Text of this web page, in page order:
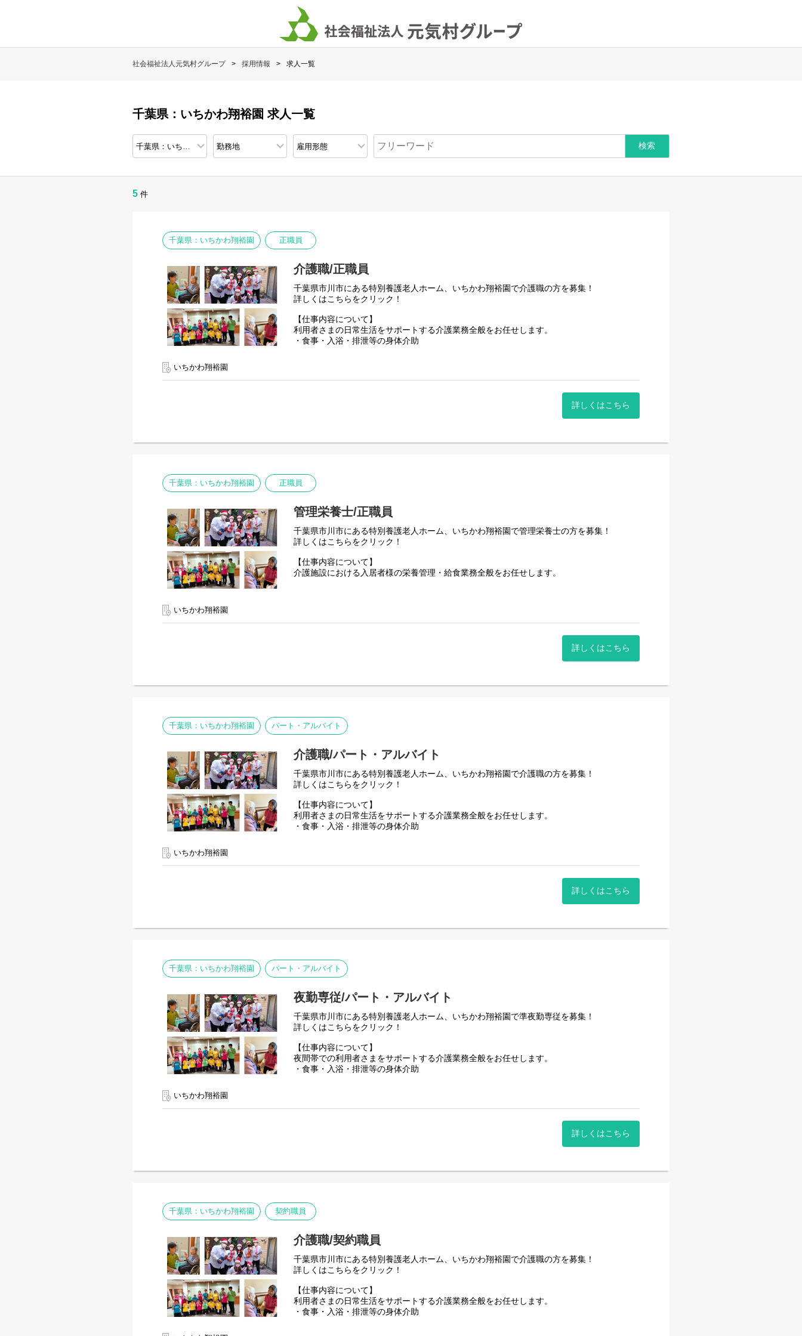
社会福祉法人元気村グループ 採用情報 求人一覧
千葉県：いちかわ翔裕園 求人一覧
5 件
千葉県：いちかわ翔裕園 正職員
介護職/正職員
千葉県市川市にある特別養護老人ホーム、いちかわ翔裕園で介護職の方を募集！
詳しくはこちらをクリック！
【仕事内容について】
利用者さまの日常生活をサポートする介護業務全般をお任せします。
・食事・入浴・排泄等の身体介助
・ご家族や他職種との連携、外出・通院の付き添いなど
いちかわ翔裕園
詳しくはこちら
千葉県：いちかわ翔裕園 正職員
管理栄養士/正職員
千葉県市川市にある特別養護老人ホーム、いちかわ翔裕園で管理栄養士の方を募集！
詳しくはこちらをクリック！
【仕事内容について】
介護施設における入居者様の栄養管理・給食業務全般をお任せします。
・調理スタッフとの連携、調理指導、衛生管理
・行事食や食を通じたアクティビティの企画（例：季節イベント、誕生日食など）
いちかわ翔裕園
詳しくはこちら
千葉県：いちかわ翔裕園 パート・アルバイト
介護職/パート・アルバイト
千葉県市川市にある特別養護老人ホーム、いちかわ翔裕園で介護職の方を募集！
詳しくはこちらをクリック！
【仕事内容について】
利用者さまの日常生活をサポートする介護業務全般をお任せします。
・食事・入浴・排泄等の身体介助
・ご家族や他職種との連携、外出・通院の付き添いなど
いちかわ翔裕園
詳しくはこちら
千葉県：いちかわ翔裕園 パート・アルバイト
夜勤専従/パート・アルバイト
千葉県市川市にある特別養護老人ホーム、いちかわ翔裕園で準夜勤専従を募集！
詳しくはこちらをクリック！
【仕事内容について】
夜間帯での利用者さまをサポートする介護業務全般をお任せします。
・食事・入浴・排泄等の身体介助
いちかわ翔裕園
詳しくはこちら
千葉県：いちかわ翔裕園 契約職員
介護職/契約職員
千葉県市川市にある特別養護老人ホーム、いちかわ翔裕園で介護職の方を募集！
詳しくはこちらをクリック！
【仕事内容について】
利用者さまの日常生活をサポートする介護業務全般をお任せします。
・食事・入浴・排泄等の身体介助